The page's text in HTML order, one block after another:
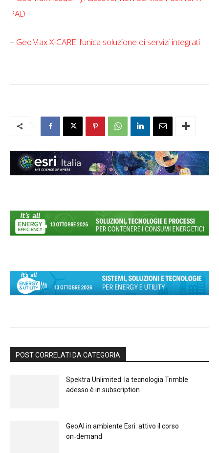
PAD
– GeoMax X-CARE: l’unica soluzione di servizi integrati
POST CORRELATI DA CATEGORIA
Spektra Unlimited: la tecnologia Trimble
adesso è in subscription
GeoAI in ambiente Esri: attivo il corso
on‑demand